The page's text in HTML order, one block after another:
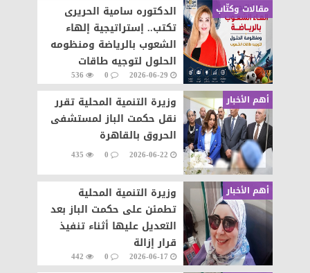
مقالات وكتّاب
الدكتوره سامية الحريرى
تكتب.. إستراتيجية إلهاء
الشعوب بالرياضة ومنظومه
الحلول لتوجيه طاقات
الشعوب نحو التطور والابداع
2026-06-29
0
536
أهم الأخبار
وزيرة التنمية المحلية تقرر
نقل حكمت الباز لمستشفى
الحروق بالقاهرة
2026-06-22
0
435
أهم الأخبار
وزيرة التنمية المحلية
تطمئن على حكمت الباز بعد
التعديل عليها أثناء تنفيذ
قرار إزالة
2026-06-17
0
442